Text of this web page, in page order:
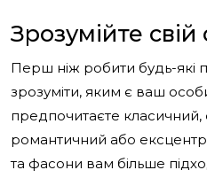
Зрозумійте свій
Перш ніж робити будь-які
зрозуміти, яким є ваш
предпочитаєте
романтичний або
та фасони вам більше